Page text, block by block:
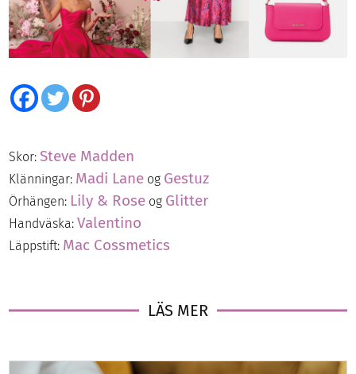
Skor:Steve Madden
Klänningar: Madi Lane og Gestuz
Örhängen: Lily & Rose og Glitter
Handväska:Valentino
Läppstift: Mac Cossmetics
LÄS MER